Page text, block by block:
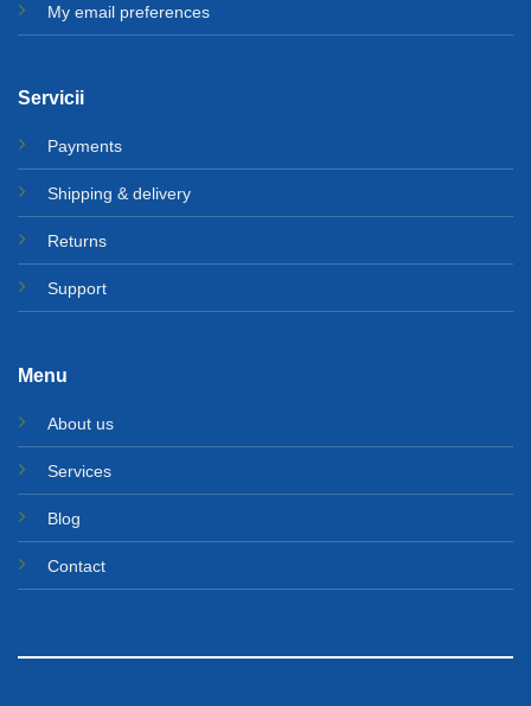
My email preferences
Servicii
Payments
Shipping & delivery
Returns
Support
Menu
About us
Services
Blog
Contact